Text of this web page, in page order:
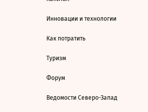
Инновации и технологии
Как потратить
Туризм
Форум
Ведомости Северо-Запад